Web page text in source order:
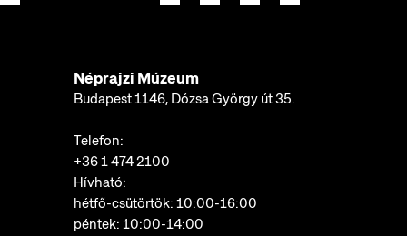
Néprajzi Múzeum
Budapest 1146, Dózsa György út 35.
Telefon:
+36 1 474 2100
Hívható:
hétfő-csütörtök: 10:00-16:00
péntek: 10:00-14:00